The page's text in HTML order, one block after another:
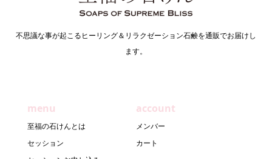
不思議な事が起こるヒーリング＆リラクゼーション石鹸を通販でお届けし
ます。
menu
至福の石けんとは
セッション
account
メンバー
カート